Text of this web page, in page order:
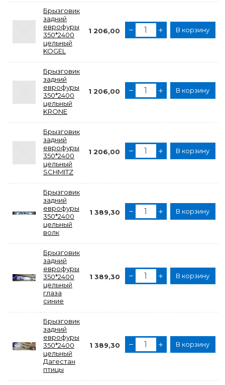
Брызговик
задний
еврофуры
350*2400
цельный
KOGEL
1 206,00 В корзину
Брызговик
задний
еврофуры
350*2400
цельный
KRONE
1 206,00 В корзину
Брызговик
задний
еврофуры
350*2400
цельный
SCHMITZ
1 206,00 В корзину
Брызговик
задний
еврофуры
350*2400
цельный
волк
1 389,30 В корзину
Брызговик
задний
еврофуры
350*2400
цельный
глаза
синие
1 389,30 В корзину
Брызговик
задний
еврофуры
350*2400
цельный
Дагестан
птицы
1 389,30 В корзину